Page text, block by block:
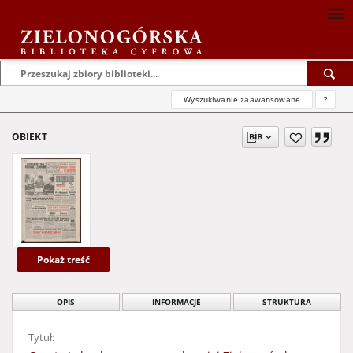
Wyszukiwanie zaawansowane ?
OBIEKT
Pokaż treść
OPIS INFORMACJE STRUKTURA
Tytuł: